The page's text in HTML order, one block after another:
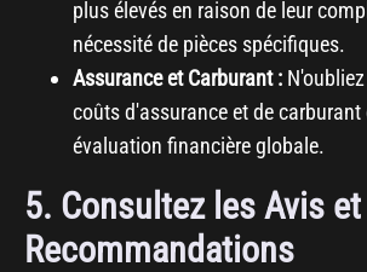
plus élevés en raison de leur
nécessité de pièces spécifiques.
Assurance et Carburant :
coûts d'assurance et de carburant
évaluation financière globale.
5. Consultez les Avis et
Recommandations